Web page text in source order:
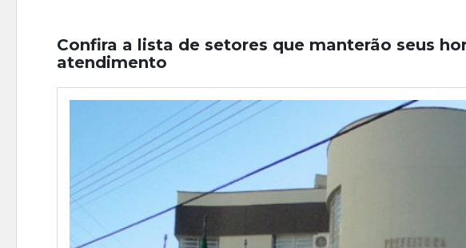
Confira a lista de setores que manterão seus
atendimento